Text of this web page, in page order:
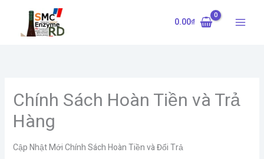
0.00₫
Chính Sách Hoàn Tiền và Trả
Hàng
Cập Nhật Mới Chính Sách Hoàn Tiền và Đổi Trả